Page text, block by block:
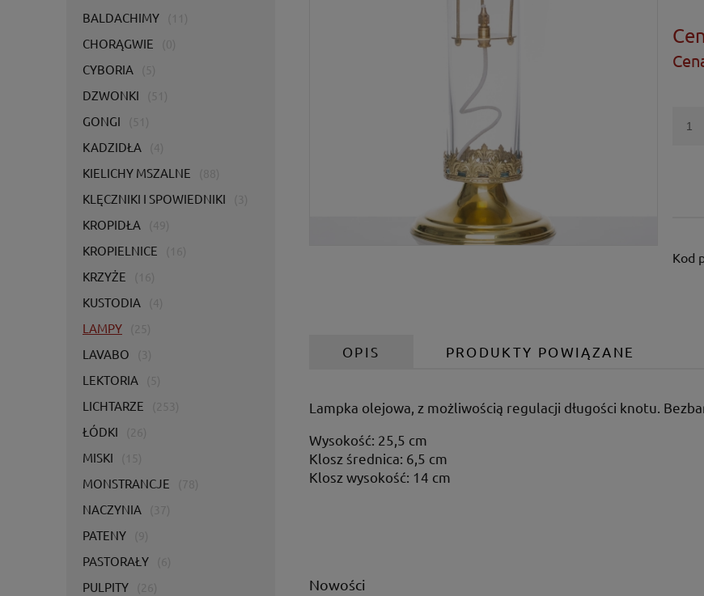
BALDACHIMY
CHORĄGWIE
CYBORIA
DZWONKI
GONGI
KADZIDŁA
KIELICHY MSZALNE
KLĘCZNIKI I SPOWIEDNIKI
KROPIDŁA
KROPIELNICE
KRZYŻE
KUSTODIA
LAMPY
LAVABO
LEKTORIA
LICHTARZE
ŁÓDKI
MISKI
MONSTRANCJE
NACZYNIA
PATENY
PASTORAŁY
PULPITY
Kod
OPIS PRODUKTY POWIĄZANE
Lampka olejowa, z możliwością regulacji długości knotu.
Wysokość: 25,5 cm
Klosz średnica: 6,5 cm
Klosz wysokość: 14 cm
Nowości